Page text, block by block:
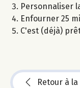
Personnaliser
Enfourner 25
C'est (déjà)
Retour à